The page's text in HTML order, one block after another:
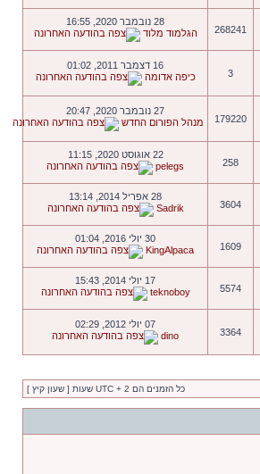
268241
28 נובמבר 2020, 16:55
הגלמוד מלוד
3
16 דצמבר 2011, 01:02
כיפה אדומה
179220
27 נובמבר 2020, 20:47
מנהל הפורום החדש
258
22 אוגוסט 2020, 11:15
pelegs
3604
28 אפריל 2014, 13:14
Sadrik
1609
30 יולי 2016, 01:04
KingAlpaca
5574
17 יולי 2014, 15:43
teknoboy
3364
07 יולי 2012, 02:29
dino
כל הזמנים הם UTC + 2 שעות [ שעון קיץ ]